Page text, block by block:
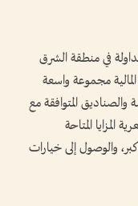
في منطقة الشرق
مجموعة واسعة
المتوافقة مع
المزايا المتاحة
والوصول إلى خيارات